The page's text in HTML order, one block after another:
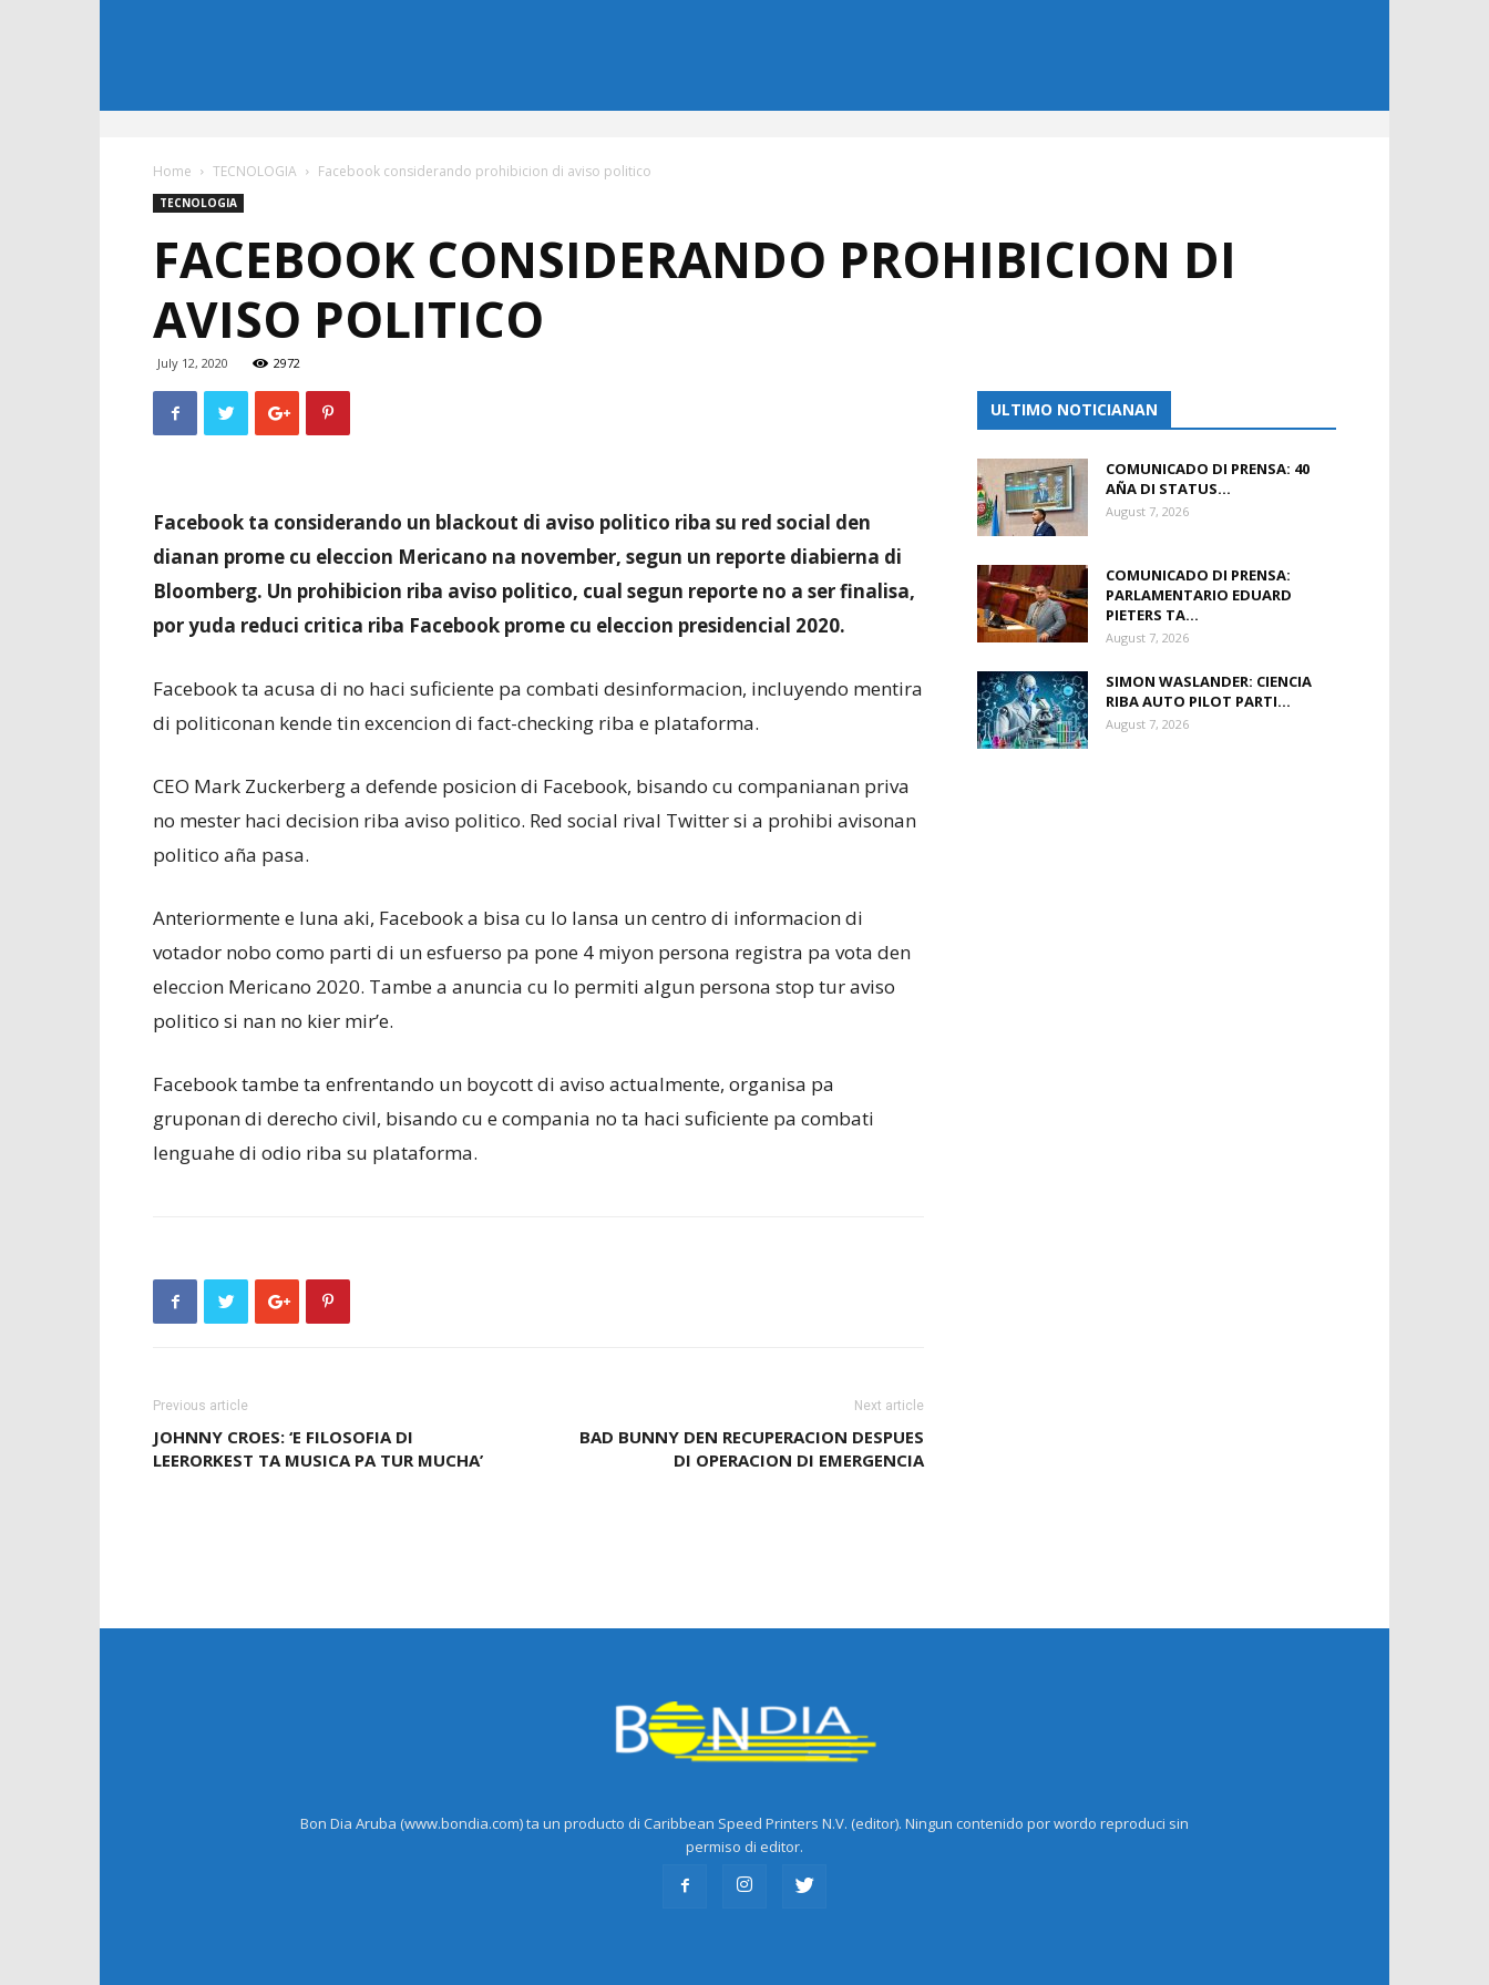
Home TECNOLOGIA Facebook considerando prohibicion di aviso politico
TECNOLOGIA
FACEBOOK CONSIDERANDO PROHIBICION DI
AVISO POLITICO
July 12, 2020 2972
Facebook ta considerando un blackout di aviso politico riba su red social den
dianan prome cu eleccion Mericano na november, segun un reporte diabierna di
Bloomberg. Un prohibicion riba aviso politico, cual segun reporte no a ser finalisa,
por yuda reduci critica riba Facebook prome cu eleccion presidencial 2020.
Facebook ta acusa di no haci suficiente pa combati desinformacion, incluyendo mentira
di politiconan kende tin excencion di fact-checking riba e plataforma.
CEO Mark Zuckerberg a defende posicion di Facebook, bisando cu companianan priva
no mester haci decision riba aviso politico. Red social rival Twitter si a prohibi avisonan
politico aña pasa.
Anteriormente e luna aki, Facebook a bisa cu lo lansa un centro di informacion di
votador nobo como parti di un esfuerso pa pone 4 miyon persona registra pa vota den
eleccion Mericano 2020. Tambe a anuncia cu lo permiti algun persona stop tur aviso
politico si nan no kier mir’e.
Facebook tambe ta enfrentando un boycott di aviso actualmente, organisa pa
gruponan di derecho civil, bisando cu e compania no ta haci suficiente pa combati
lenguahe di odio riba su plataforma.
Previous article
JOHNNY CROES: ‘E FILOSOFIA DI
LEERORKEST TA MUSICA PA TUR MUCHA’
Next article
BAD BUNNY DEN RECUPERACION DESPUES
DI OPERACION DI EMERGENCIA
ULTIMO NOTICIANAN
COMUNICADO DI PRENSA: 40
AÑA DI STATUS...
August 7, 2026
COMUNICADO DI PRENSA:
PARLAMENTARIO EDUARD
PIETERS TA...
August 7, 2026
SIMON WASLANDER: CIENCIA
RIBA AUTO PILOT PARTI...
August 7, 2026
Bon Dia Aruba (www.bondia.com) ta un producto di Caribbean Speed Printers N.V. (editor). Ningun contenido por wordo reproduci sin
permiso di editor.